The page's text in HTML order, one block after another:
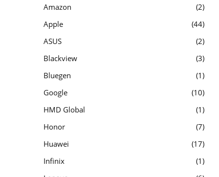
Amazon
2
Apple
44
ASUS
2
Blackview
3
Bluegen
1
Google
10
HMD Global
1
Honor
7
Huawei
17
Infinix
1